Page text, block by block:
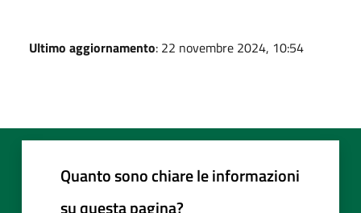
Ultimo aggiornamento: 22 novembre 2024, 10:54
Quanto sono chiare le informazioni
su questa pagina?